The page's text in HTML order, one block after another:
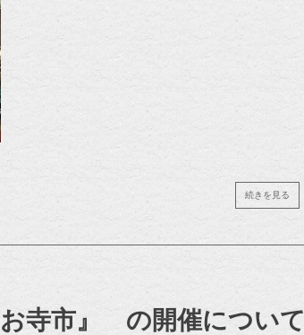
続きを見る
寺市』 の開催について